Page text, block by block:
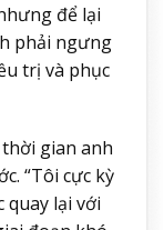
để lại
phải ngưng
trị và phục
gian anh
“Tôi cực kỳ
quay lại với